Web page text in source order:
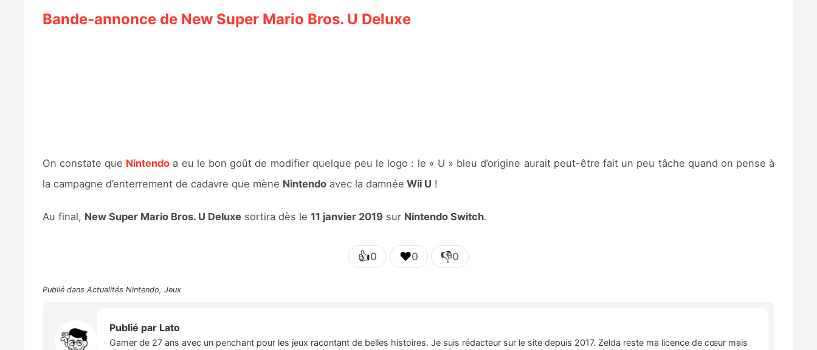
Bande-annonce de New Super Mario Bros. U Deluxe
On constate que Nintendo a eu le bon goût de modifier quelque peu le logo : le « U » bleu d’origine aurait peut-être fait un peu tâche quand on pense à
la campagne d’enterrement de cadavre que mène Nintendoavec la damnée Wii U !
Au final, New Super Mario Bros. U Deluxesortira dès le 11 janvier 2019 sur Nintendo Switch.
👍0 ❤️0 👎0
Publié dans Actualités Nintendo, Jeux
Publié par Lato
Gamer de 27 ans avec un penchant pour les jeux racontant de belles histoires. Je suis rédacteur sur le site depuis 2017. Zelda reste ma licence de cœur mais